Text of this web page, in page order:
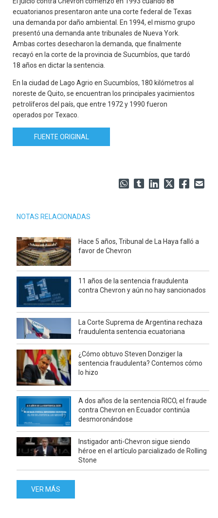
ecuatorianos presentaron ante una corte federal de Texas
una demanda por daño ambiental. En 1994, el mismo grupo
presentó una demanda ante tribunales de Nueva York.
Ambas cortes desecharon la demanda, que finalmente
recayó en la corte de la provincia de Sucumbíos, que tardó
18 años en dictar la sentencia.
En la ciudad de Lago Agrio en Sucumbíos, 180 kilómetros al
noreste de Quito, se encuentran los principales yacimientos
petrolíferos del país, que entre 1972 y 1990 fueron
operados por Texaco.
FUENTE ORIGINAL
NOTAS RELACIONADAS
Hace 5 años, Tribunal de La Haya falló a
favor de Chevron
11 años de la sentencia fraudulenta
contra Chevron y aún no hay sancionados
La Corte Suprema de Argentina rechaza
fraudulenta sentencia ecuatoriana
¿Cómo obtuvo Steven Donziger la
sentencia fraudulenta? Contemos cómo
lo hizo
A dos años de la sentencia RICO, el fraude
contra Chevron en Ecuador continúa
desmoronándose
Instigador anti-Chevron sigue siendo
héroe en el artículo parcializado de Rolling
Stone
VER MÁS